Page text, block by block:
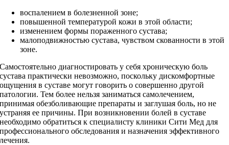
воспалением в болезненной зоне;
повышенной температурой кожи в этой области;
изменением формы пораженного сустава;
малоподвижностью сустава, чувством скованности в этой
зоне.
Самостоятельно диагностировать у себя хроническую боль
сустава практически невозможно, поскольку дискомфортные
ощущения в суставе могут говорить о совершенно другой
патологии. Тем более нельзя заниматься самолечением,
принимая обезболивающие препараты и заглушая боль, но не
устраняя ее причины. При возникновении болей в суставе
необходимо обратиться к специалисту клиники Сити Мед для
профессионального обследования и назначения эффективного
лечения.